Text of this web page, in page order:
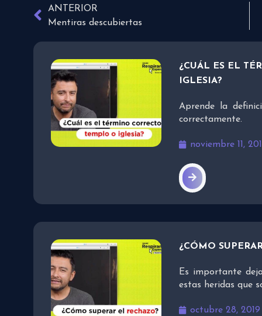
ANTERIOR
Mentiras descubiertas
¿CUÁL ES EL
IGLESIA?
Aprende la
correctamente.
noviembre 11,
¿CÓMO
Es importante
estas heridas que
octubre 28, 2019